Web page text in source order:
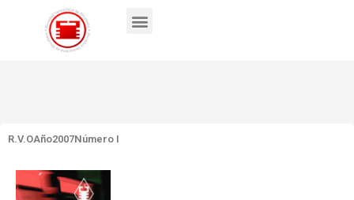
R.V.OAño2007Número I